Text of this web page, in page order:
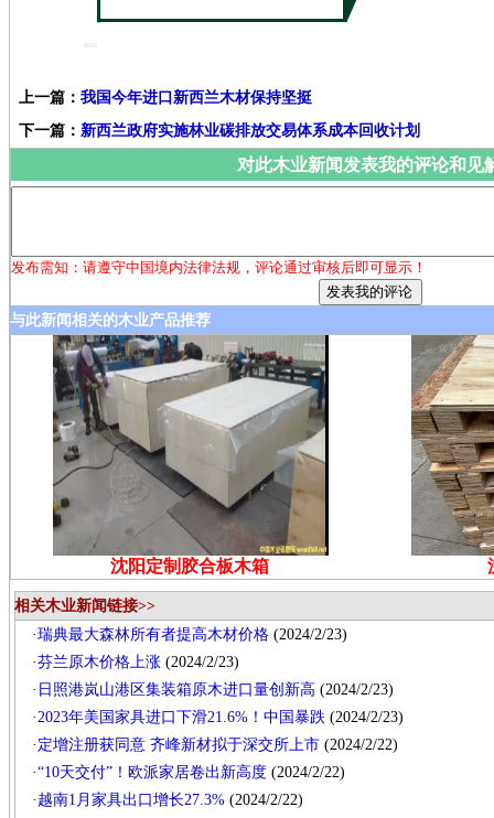
上一篇： 我国今年进口新西兰木材保持坚挺
下一篇： 新西兰政府实施林业碳排放交易体系成本回收计划
对此木业新闻发表我的评论和见
发布需知：请遵守中国境内法律法规，评论通过审核后即可显示！
与此新闻相关的木业产品推荐
沈阳定制胶合板木箱
相关木业新闻链接>>
·瑞典最大森林所有者提高木材价格 (2024/2/23)
·芬兰原木价格上涨 (2024/2/23)
· 日照港岚山港区集装箱原木进口量创新高 (2024/2/23)
·2023年美国家具进口下滑21.6%！中国暴跌 (2024/2/23)
· 定增注册获同意 齐峰新材拟于深交所上市 (2024/2/22)
·“10天交付”！欧派家居卷出新高度 (2024/2/22)
· 越南1月家具出口增长27.3% (2024/2/22)